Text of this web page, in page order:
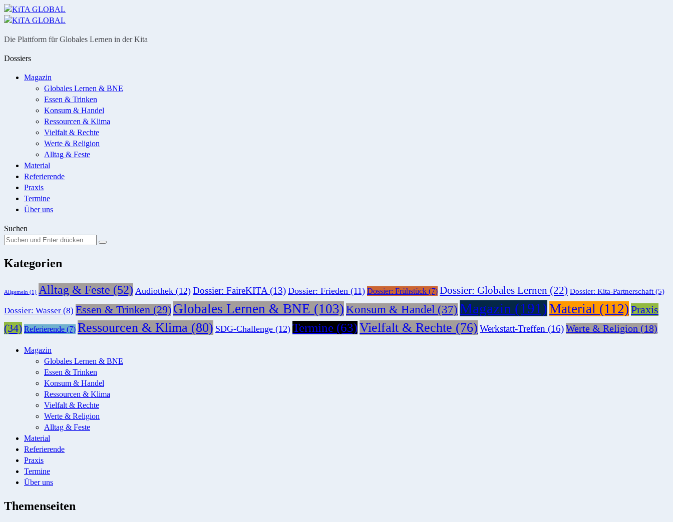
Menü
Suche
Die Plattform für Globales Lernen in der Kita
Dossiers
Magazin
Globales Lernen & BNE
Essen & Trinken
Konsum & Handel
Ressourcen & Klima
Vielfalt & Rechte
Werte & Religion
Alltag & Feste
Material
Referierende
Praxis
Termine
Über uns
Suchen
Suchen
nach:
Suche
Kategorien
Allgemein (1) Alltag & Feste (52) Audiothek (12) Dossier: FaireKITA (13) Dossier: Frieden (11) Dossier: Frühstück (7) Dossier: Globales Lernen (22) Dossier: Kita-Partnerschaft (5)
Dossier: Wasser (8) Essen & Trinken (29) Globales Lernen & BNE (103) Konsum & Handel (37) Magazin (191)Material (112) Praxis
(34) Referierende (7) Ressourcen & Klima (80) SDG-Challenge (12) Termine (63)Vielfalt & Rechte (76) Werkstatt-Treffen (16)Werte & Religion (18)
Magazin
Globales Lernen & BNE
Essen & Trinken
Konsum & Handel
Ressourcen & Klima
Vielfalt & Rechte
Werte & Religion
Alltag & Feste
Material
Referierende
Praxis
Termine
Über uns
Themenseiten